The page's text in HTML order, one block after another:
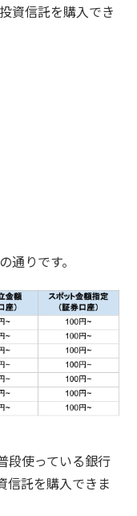
資信託を購入でき
りです。
段使っている銀行
信託を購入できま